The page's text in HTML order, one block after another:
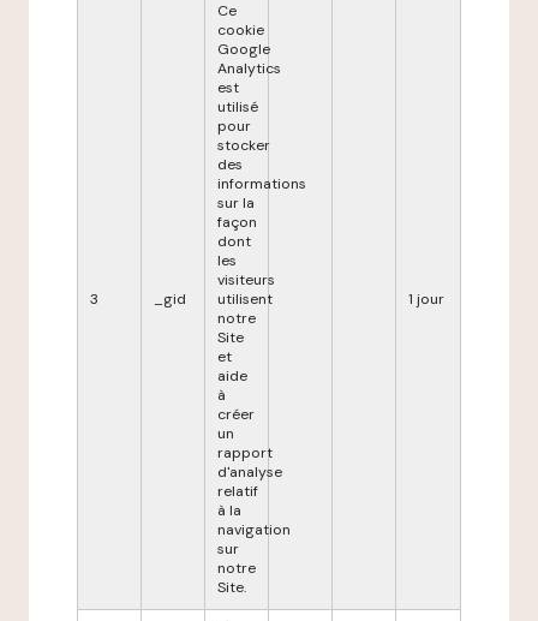
3 _gid
Ce
cookie
Google
Analytics
est
utilisé
pour
stocker
des
informations
sur la
façon
dont
les
visiteurs
utilisent
notre
Site
et
aide
à
créer
un
rapport
d'analyse
relatif
à la
navigation
sur
notre
Site.
1 jour